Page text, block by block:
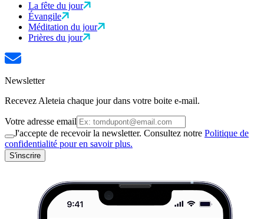
La fête du jour
Évangile
Méditation du jour
Prières du jour
Newsletter
Recevez Aleteia chaque jour dans votre boite e-mail.
Votre adresse email
J'accepte de recevoir la newsletter. Consultez notre Politique de
confidentialité pour en savoir plus.
S'inscrire